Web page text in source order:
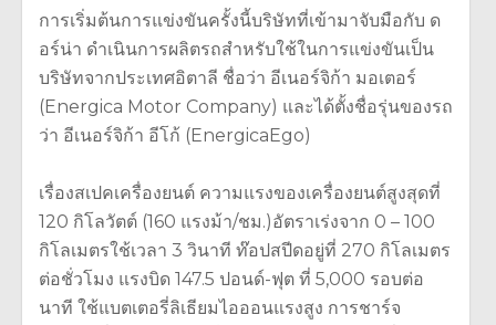
การเริ่มต้นการแข่งขันครั้งนี้บริษัทที่เข้ามาจับมือกับ ด
อร์น่า ดำเนินการผลิตรถสำหรับใช้ในการแข่งขันเป็น
บริษัทจากประเทศอิตาลี ชื่อว่า อีเนอร์จิก้า มอเตอร์
(Energica Motor Company) และได้ตั้งชื่อรุ่นของรถ
ว่า อีเนอร์จิก้า อีโก้ (EnergicaEgo)
เรื่องสเปคเครื่องยนต์ ความแรงของเครื่องยนต์สูงสุดที่
120 กิโลวัตต์ (160 แรงม้า/ชม.)อัตราเร่งจาก 0 – 100
กิโลเมตรใช้เวลา 3 วินาที ท๊อปสปีดอยู่ที่ 270 กิโลเมตร
ต่อชั่วโมง แรงบิด 147.5 ปอนด์-ฟุต ที่ 5,000 รอบต่อ
นาที ใช้แบตเตอรี่ลิเธียมไอออนแรงสูง การชาร์จ